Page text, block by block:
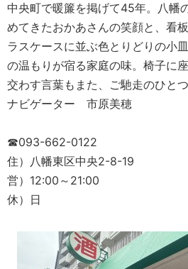
中央町で暖簾を掲げて45年。八幡
めてきたおかあさんの笑顔と、看
ラスケースに並ぶ色とりどりの小
の温もりが宿る家庭の味。椅子に
交わす言葉もまた、ご馳走のひとつ
ナビゲーター 市原美穂
☎093-662-0122
住）八幡東区中央2-8-19
営）12:00～21:00
休）日